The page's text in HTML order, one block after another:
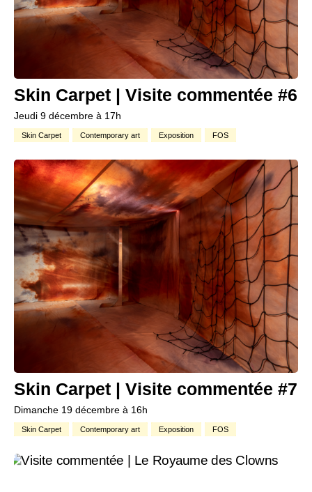
Skin Carpet | Visite commentée #6
Jeudi 9 décembre à 17h
Skin Carpet Contemporary art Exposition FOS
Skin Carpet | Visite commentée #7
Dimanche 19 décembre à 16h
Skin Carpet Contemporary art Exposition FOS